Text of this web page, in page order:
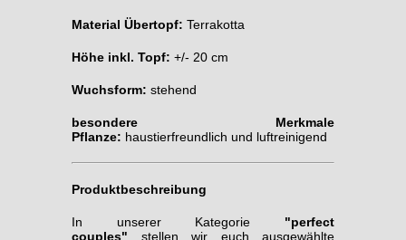
Material Übertopf: Terrakotta
Höhe inkl. Topf: +/- 20 cm
Wuchsform: stehend
besondere Merkmale
Pflanze: haustierfreundlich und luftreinigend
Produktbeschreibung
In unserer Kategorie "perfect
couples" stellen wir euch ausgewählte